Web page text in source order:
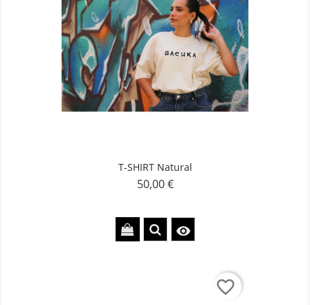
T-SHIRT Natural
Prix
50,00 €

favorite_border